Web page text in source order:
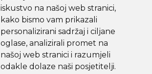
iskustvo na našoj web stranici,
kako bismo vam prikazali
personalizirani sadržaj i ciljane
oglase, analizirali promet na
našoj web stranici i razumjeli
odakle dolaze naši posjetitelji.